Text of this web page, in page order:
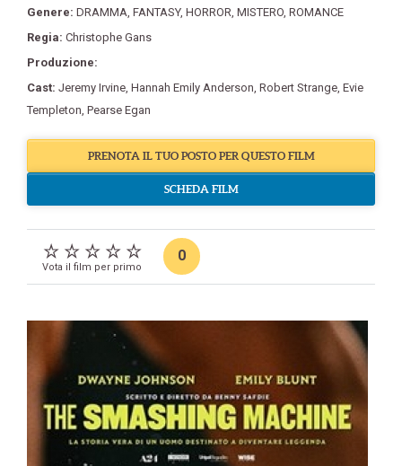
Genere: DRAMMA FANTASY, HORROR MISTERO ROMANCE
Regia: Christophe Gans
Produzione:
Cast: Jeremy Irvine Hannah Emily Anderson Robert Strange Evie
Templeton Pearse Egan
PRENOTA IL TUO POSTO PER QUESTO FILM
SCHEDA FILM
Vota il film per primo
0